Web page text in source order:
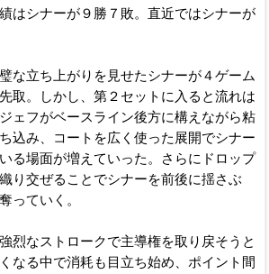
はシナーが９勝７敗。直近ではシナーが
な立ち上がりを見せたシナーが４ゲーム
取。しかし、第２セットに入ると流れは
ェフがベースライン後方に構えながら粘
込み、コートを広く使った展開でシナー
る場面が増えていった。さらにドロップ
り交ぜることでシナーを前後に揺さぶ
っていく。
烈なストロークで主導権を取り戻そうと
なる中で消耗も目立ち始め、ポイント間